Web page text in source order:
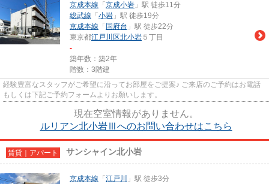
京成本線 「 京成小岩 」駅 徒歩11分
総武線 「 小岩 」駅 徒歩19分
京成本線 「 国府台 」駅 徒歩22分
東京都江戸川区北小岩 ５丁目
-
築年数：築2年
階数：3階建
経験豊富なスタッフがご希望に沿ってお部屋をご提案♪ ご来店のご予約はお電話
もしくは下記ご予約フォームよりお願いします。
現在空室情報がありません。
ルリアン北小岩Ⅲへのお問い合わせはこちら
賃貸｜アパート サンシャイン北小岩
京成本線 「 江戸川
」駅 徒歩3分